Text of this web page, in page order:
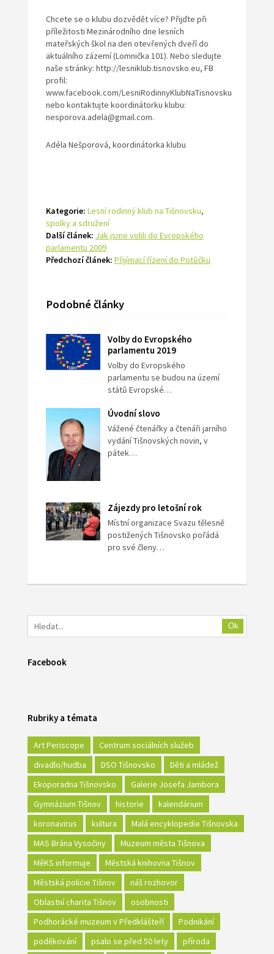
Chcete se o klubu dozvědět více? Přijďte při
příležitosti Mezinárodního dne lesních
mateřských škol na den otevřených dveří do
aktuálního zázemí (Lomnička 101). Nebo sledujte
naše stránky: http://lesniklub.tisnovsko.eu, FB
profil:
www.facebook.com/LesniRodinnyKlubNaTisnovsku
nebo kontaktujte koordinátorku klubu:
nesporova.adela@gmail.com.
Adéla Nešporová, koordinátorka klubu
Kategorie: Lesní rodinný klub na Tišnovsku,
spolky a sdružení
Další článek: Jak jsme volili do Evropského
parlamentu 2009
Předchozí článek: Přijímací řízení do Potůčku
Podobné články
Volby do Evropského
parlamentu 2019
Volby do Evropského
parlamentu se budou na území
států Evropské…
Úvodní slovo
Vážené čtenářky a čtenáři jarního
vydání Tišnovských novin, v
pátek…
Zájezdy pro letošní rok
Místní organizace Svazu tělesně
postižených Tišnovsko pořádá
pro své členy…
Ok
Facebook
Rubriky a témata
Art Periscope
Centrum sociálních služeb
divadlo/hudba
DSO Tišnovsko
Děti a mládež
Ekoporadna Tišnovsko
Galerie Josefa Jambora
Gymnázium Tišnov
historie
kalendárium
koronavirus
kultura
Malá encyklopedie Tišnovska
MAS Brána Vysočiny
Muzeum města Tišnova
MěKS informuje
Městská knihovna Tišnov
Městská policie Tišnov
náš rozhovor
Oblastní charita Tišnov
osobnosti
Podhorácké muzeum v Předklášteří
Podnikání
poděkování
psalo se před 50 lety
příroda